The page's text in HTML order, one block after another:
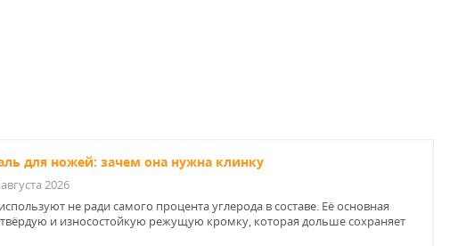
для ножей: зачем она нужна клинку
2026
не ради самого процента углерода в составе. Её основная
и износостойкую режущую кромку, которая дольше сохраняет